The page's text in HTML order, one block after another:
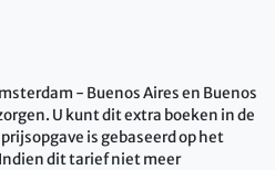
- Buenos Aires en Buenos
U kunt dit extra boeken in de
is gebaseerd op het
dit tarief niet meer